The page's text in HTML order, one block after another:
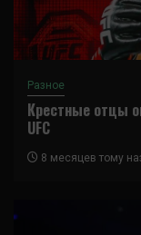
Разное
Крестные отцы
UFC
8 месяцев тому